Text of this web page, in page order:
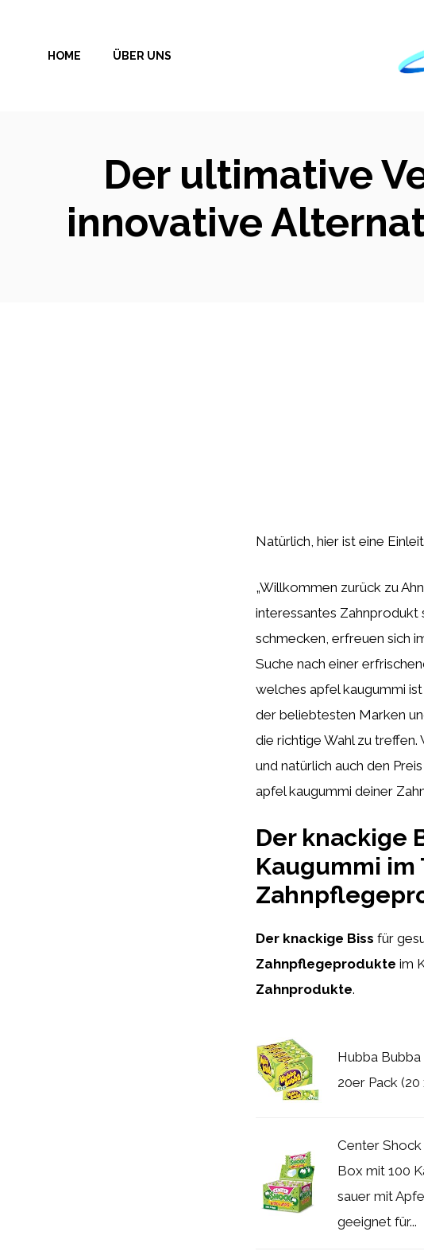
springenHOME ÜBER UNS
Der ultimative
innovative
Natürlich, hier ist eine
„Willkommen zurück zu
interessantes Zahnprodukt
schmecken, erfreuen sich
Suche nach einer
welches apfel kaugummi
der beliebtesten Marken
die richtige Wahl zu
und natürlich auch den
apfel kaugummi deiner
Der knackige
Kaugummi im
Der knackige Biss für
Zahnpflegeprodukte im
Zahnprodukte.
Hubba Bubba
20er Pack
Center Shock
Box mit 100
sauer mit
geeignet für...